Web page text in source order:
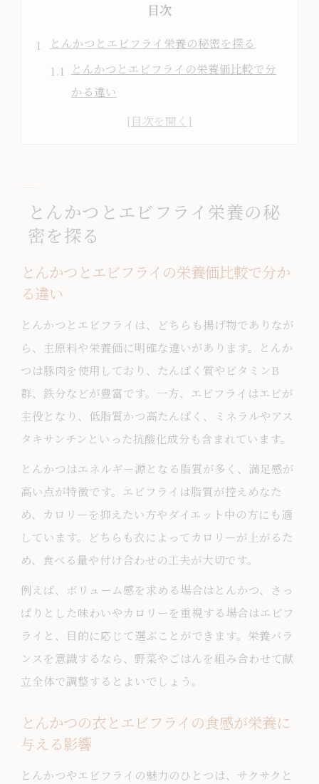
目次
とんかつとエビフライ栄養の秘密を探る
とんかつとエビフライの栄養価比較で分
かる違い
とんかつの衣とエビフライの食感が栄養
エビフライをバランス良く食事に取り入
れるコツ
とんかつとエビフライのカロリーと糖質
とんかつの衣がごはんに与える満足感の
秘密
エビフライとバランス良いごはんメニュ
とんかつの衣を工夫してカロリーオフを
実現
とんかつとエビフライのしっぽを食べる
文化と理由
エビフライのしっぽを安全に食べるため
のポイント
いのか実食体験
しっぽに含まれる栄養と食感の魅力を検
証
とんかつとエビフライ栄養の秘
密を探る
とんかつとエビフライの栄養価比較で分か
る違い
とんかつとエビフライは、どちらも揚げ物でありなが
ら、主原料や栄養価に明確な違いがあります。とんか
つは豚肉を使用しており、たんぱく質やビタミンB
群、鉄分などが豊富です。一方、エビフライはエビが
主役となり、低脂質かつ高たんぱく、ミネラルやアス
タキサンチンといった抗酸化成分も含まれています。
とんかつはエネルギー源となる脂質が多く、満足感が
高い点が特徴です。エビフライは脂質が控えめなた
め、カロリーを抑えたい方やダイエット中の方にも適
しています。どちらも衣によってカロリーが上がるた
め、食べる量や付け合わせの工夫が大切です。
例えば、ボリューム感を求める場合はとんかつ、さっ
ぱりとした味わいやカロリーを重視する場合はエビフ
ライと、目的に応じて選ぶことができます。栄養バラ
ンスを意識するなら、野菜やごはんを組み合わせて献
立全体で調整するとよいでしょう。
とんかつの衣とエビフライの食感が栄養に
与える影響
とんかつやエビフライの魅力のひとつは、サクサクと